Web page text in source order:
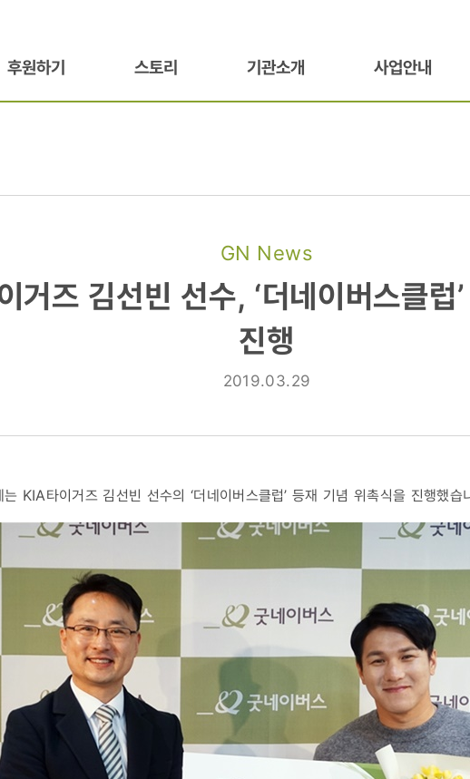
후원하기 스토리 기관소개 사업안내
GN News
거즈
스클럽’
거즈 김선빈 선수, ‘더네이버스클럽
진행
2019.03.29
KIA타이거즈 김선빈 선수의 ‘더네이버스클럽’ 등재 기념 위촉식을 진행했습